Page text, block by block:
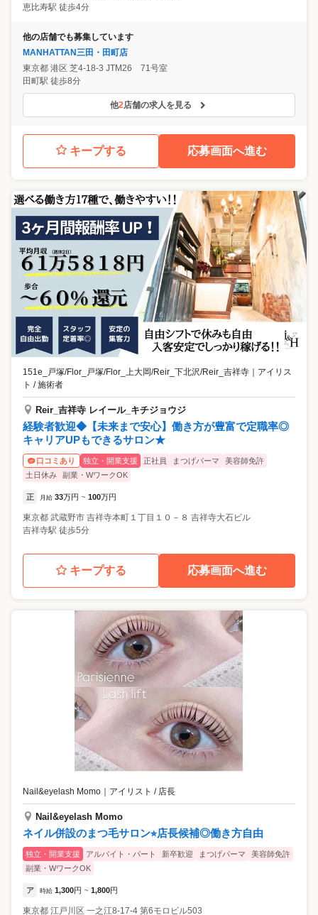
恵比寿駅 徒歩4分
他の店舗でも募集しています
MANHATTAN三田・田町店
東京都 港区 芝4-18-3 JTM26 71号室
田町駅 徒歩8分
他2店舗の求人を見る
キープする 応募画面へ進む
151e_戸塚/Flor_戸塚/Flor_上大岡/Reir_下北沢/Reir_吉祥寺
アイリス
ト / 施術者
Reir_吉祥寺 レイール_キチジョウジ
経験者歓迎◆【未来まで安心】働き方が豊富で定職率◎
キャリアUPもできるサロン★
口コミあり 独立・開業支援 正社員 まつげパーマ
美容師免許
土日休み
副業・WワークOK
正 月給 33万円 ~ 100万円
東京都 武蔵野市 吉祥寺本町１丁目１０－８ 吉祥寺大石ビル
吉祥寺駅 徒歩5分
キープする 応募画面へ進む
Nail&eyelash Momo アイリスト / 店長
Nail&eyelash Momo
ネイル併設のまつ毛サロン⭐︎店長候補◎働き方自由
独立・開業支援 アルバイト・パート 新卒歓迎 まつげパーマ
美容師免許
副業・WワークOK
ア 時給 1,300円 ~ 1,800円
東京都 江戸川区 一之江8-17-4 第6モロビル503